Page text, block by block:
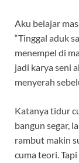
Aku belajar
“Tinggal aduk
menempel di
jadi karya seni
menyerah
Katanya tidur
bangun segar,
rambut makin
cuma teori.